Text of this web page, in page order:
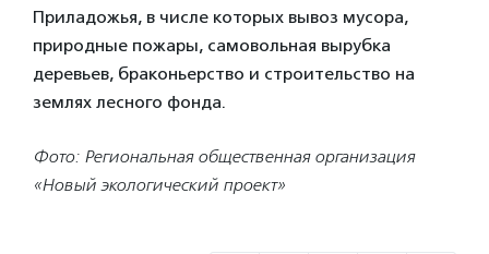
Приладожья, в числе которых вывоз мусора,
природные пожары, самовольная вырубка
деревьев, браконьерство и строительство на
землях лесного фонда.
Фото: Региональная общественная организация
«Новый экологический проект»